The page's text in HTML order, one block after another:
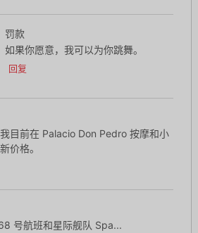
罚款
如果你愿意，我可以为你跳舞。
回复
目前在 Palacio Don Pedro 按摩和小
价格。
号航班和星际舰队 Spa...